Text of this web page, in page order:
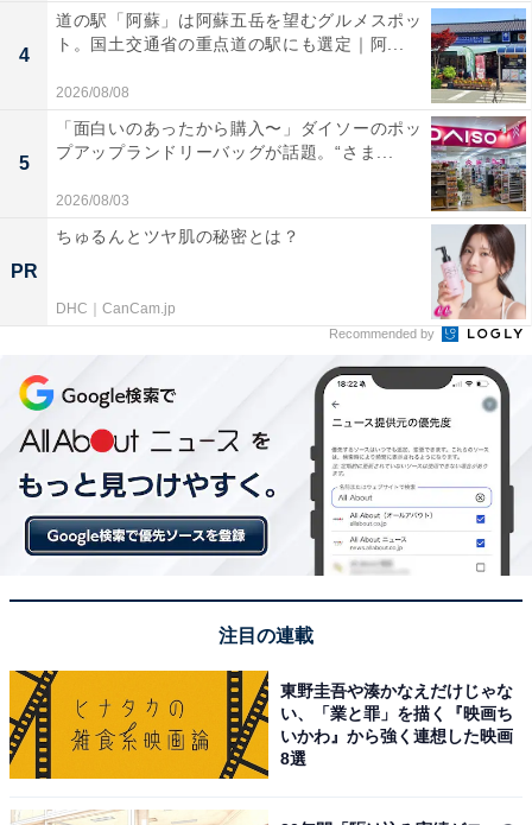
4
道の駅「阿蘇」は阿蘇五岳を望むグルメスポッ
ト。国土交通省の重点道の駅にも選定｜阿...
2026/08/08
5
「面白いのあったから購入〜」ダイソーのポッ
プアップランドリーバッグが話題。“さま...
2026/08/03
PR
ちゅるんとツヤ肌の秘密とは？
DHC｜CanCam.jp
Recommended by
注目の連載
東野圭吾や湊かなえだけじゃな
い、「業と罪」を描く『映画ち
いかわ』から強く連想した映画
8選